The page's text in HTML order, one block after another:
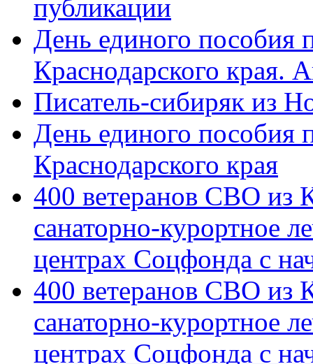
публикации
День единого пособия
Краснодарского края.
Писатель-сибиряк из
День единого пособия
Краснодарского края
400 ветеранов СВО из
санаторно-курортное
центрах Соцфонда с
400 ветеранов СВО из
санаторно-курортное
центрах Соцфонда с